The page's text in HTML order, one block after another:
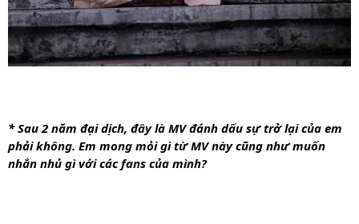
* Sau 2 năm đại dịch, đây là MV đánh dấu sự trở lại của em
phải không. Em mong mỏi gì từ MV này cũng như muốn
nhắn nhủ gì với các fans của mình?